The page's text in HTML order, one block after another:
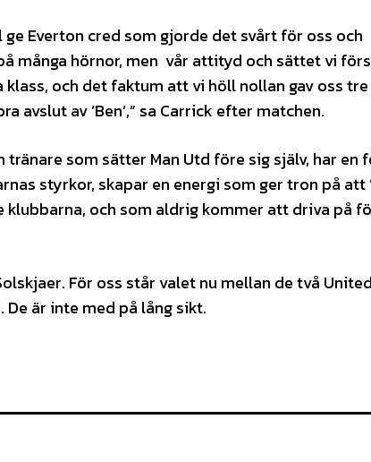
Everton cred som gjorde det svårt för oss och
många hörnor, men vår attityd och sättet vi
och det faktum att vi höll nollan gav oss
av ’Ben’,” sa Carrick efter matchen.
som sätter Man Utd före sig själv, har en
styrkor, skapar en energi som ger tron på att
klubbarna, och som aldrig kommer att driva på
För oss står valet nu mellan de två
är inte med på lång sikt.